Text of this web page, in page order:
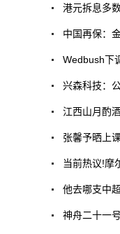
港元拆息多
中国再保：
Wedbush下
兴森科技：
江西山月酌
张馨予晒上
当前热议!摩
他去哪支中
神舟二十一